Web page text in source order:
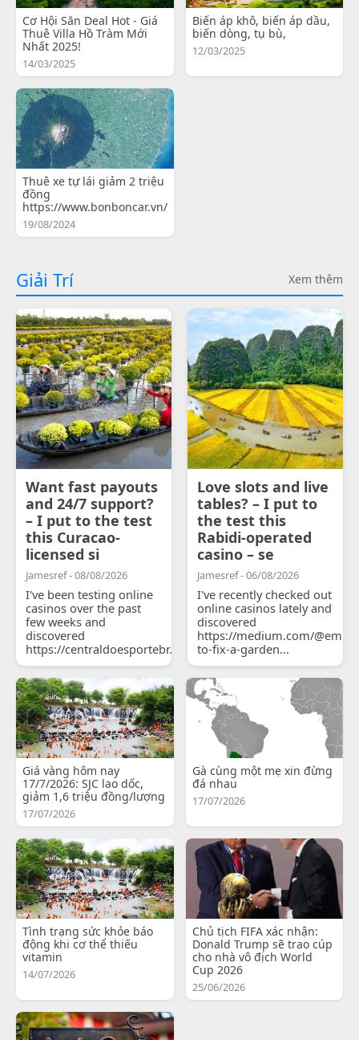
Cơ Hội Săn Deal Hot - Giá
Thuê Villa Hồ Tràm Mới
Nhất 2025!
14/03/2025
Biến áp khô, biến áp dầu,
biến dòng, tụ bù,
12/03/2025
Thuê xe tự lái giảm 2 triệu
đồng
https://www.bonboncar.vn/
19/08/2024
Giải Trí Xem thêm
Want fast payouts
and 24/7 support?
– I put to the test
this Curacao-
licensed si
Jamesref - 08/08/2026
I've been testing online
casinos over the past
few weeks and
discovered
https://centraldoesportebr.substack.com/p/cucure...
Love slots and live
tables? – I put to
the test this
Rabidi-operated
casino – se
Jamesref - 06/08/2026
I've recently checked out
online casinos lately and
discovered
https://medium.com/
to-fix-a-garden...
Giá vàng hôm nay
17/7/2026: SJC lao dốc,
giảm 1,6 triệu đồng/lượng
17/07/2026
Gà cùng một mẹ xin đừng
đá nhau
17/07/2026
Tình trạng sức khỏe báo
động khi cơ thể thiếu
vitamin
14/07/2026
Chủ tịch FIFA xác nhận:
Donald Trump sẽ trao cúp
cho nhà vô địch World
Cup 2026
25/06/2026